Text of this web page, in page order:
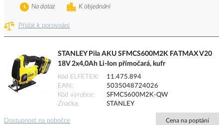
Přidat k porovnání
K objednání
Na dotaz
STANLEY Pila AKU SFMCS600M2K FATMAX V20
18V 2x4,0Ah Li-Ion přímočará, kufr
Kód ELFETEX
11.475.894
EAN
5035048724026
Kód výrobce
SFMCS600M2K-QW
Značka
STANLEY
Dostupnost na pobočce Cena na poptání